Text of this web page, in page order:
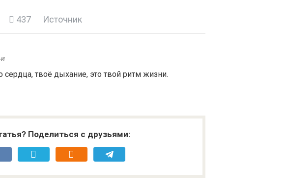
437 Источник
сердца, твоё дыхание, это твой ритм жизни.
Поделиться с друзьями: